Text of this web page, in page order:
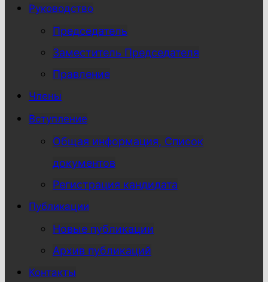
Руководство
Председатель
Заместитель Председателя
Правление
Члены
Вступление
Общая информация, Список
документов
Регистрация кандидата
Публикации
Новые публикации
Архив публикаций
Контакты